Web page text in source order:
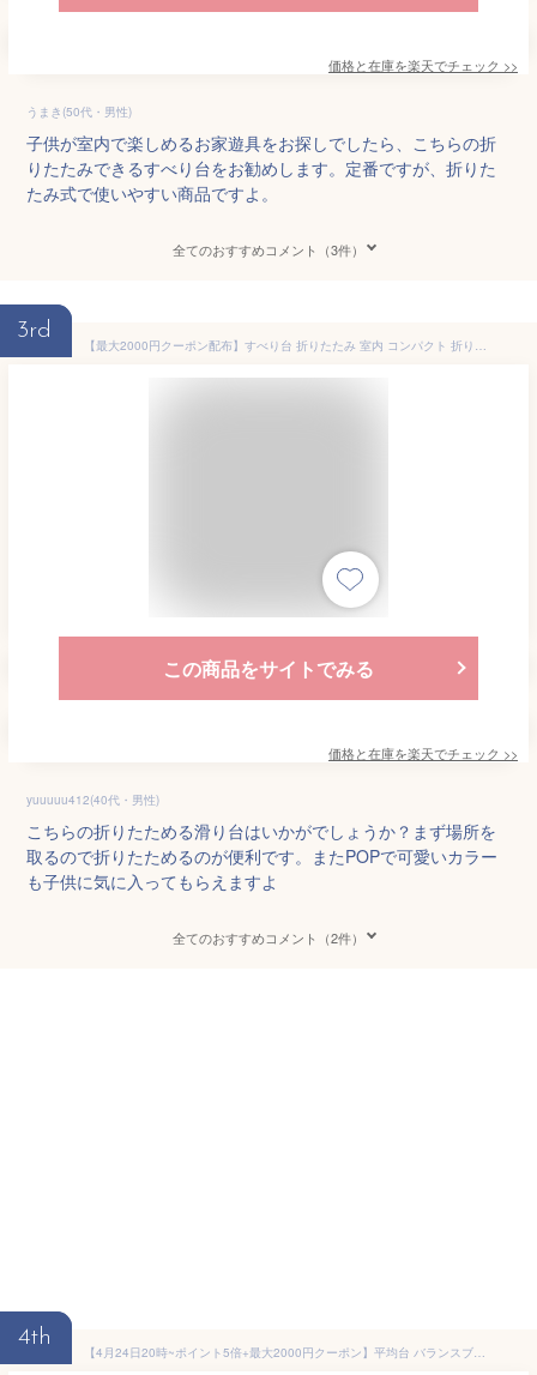
価格と在庫を楽天でチェック >>
うまき(50代・男性)
子供が室内で楽しめるお家遊具をお探しでしたら、こちらの折
りたたみできるすべり台をお勧めします。定番ですが、折りた
たみ式で使いやすい商品ですよ。
全てのおすすめコメント（3件）
3rd
【最大2000円クーポン配布】すべり台 折りたたみ 室内 コンパクト 折りたたみすべり台 子供用滑り台 簡単組立 滑り台 すべりだい すべり台 屋内 室内用 室内遊具 キッズスライド キッズ 子供 プレゼント おもちゃ 送料無料 ■予
この商品をサイトでみる
価格と在庫を楽天でチェック >>
yuuuuu412(40代・男性)
こちらの折りたためる滑り台はいかがでしょうか？まず場所を
取るので折りたためるのが便利です。またPOPで可愛いカラー
も子供に気に入ってもらえますよ
全てのおすすめコメント（2件）
4th
【4月24日20時~ポイント5倍+最大2000円クーポン】平均台 バランスブロック バランスストーン お得セット バランスボード 室内 屋内 飛び石 遊具 体幹 バランス トレーニング 子供 運動 集中力 玩具 知育 おもちゃ 運動不足解消 子供の体幹を鍛える グッズ